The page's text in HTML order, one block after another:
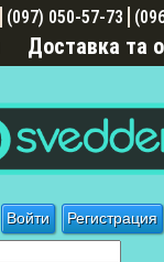
Войти Регистрация
(097) 050-57-73
Доставка та